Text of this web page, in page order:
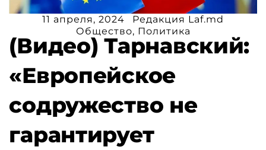
11 апреля, 2024
Редакция Laf.md
Общество, Политика
(Видео) Тарнавский:
«Европейское
содружество не
гарантирует